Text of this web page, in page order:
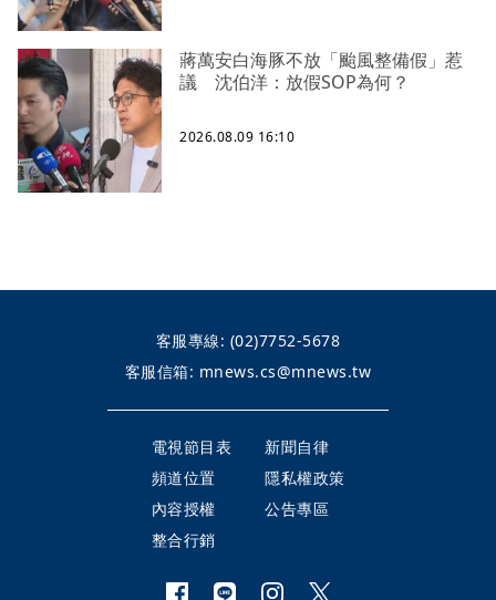
蔣萬安白海豚不放「颱風整備假」惹
議 沈伯洋：放假SOP為何？
2026.08.09 16:10
客服專線: (02)7752-5678
客服信箱: mnews.cs@mnews.tw
電視節目表
新聞自律
頻道位置
隱私權政策
內容授權
公告專區
整合行銷